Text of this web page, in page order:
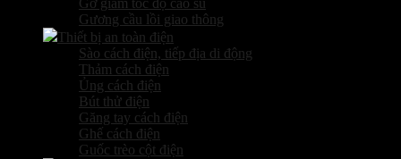
Gờ giảm tốc độ cao su
Gương cầu lồi giao thông
Thiết bị an toàn điện
Sào cách điện, tiếp địa di động
Thảm cách điện
Ủng cách điện
Bút thử điện
Găng tay cách điện
Ghế cách điện
Guốc trèo cột điện